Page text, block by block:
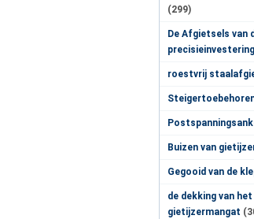
(299)
De Afgietsels van
precisieinvestering
roestvrij
Buizen van
Gegooid van de
de dekking van het
gietijzermangat